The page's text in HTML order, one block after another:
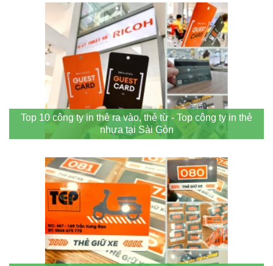
Top 10 công ty in thẻ ra vào, thẻ từ - Top công ty in thẻ
nhựa tại Sài Gòn